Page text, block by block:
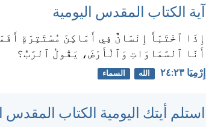
آية الكتاب المقدس اليومية
إِذَا ٱخْتَبَأَ إِنْسَانٌ فِي أَمَاكِنَ مُسْتَتِرَةٍ
أَنَا ٱلسَّمَاوَاتِ وَٱلْأَرْضَ، يَقُولُ ٱلرَّبُّ؟
إِرْمِيَا ٢٣:‏٢٤ الله السماء
استلم أيتك اليومية الكتاب المقدس